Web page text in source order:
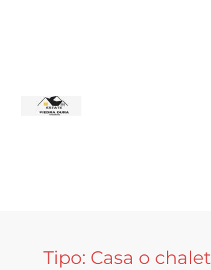
Tipo: Casa o chalet